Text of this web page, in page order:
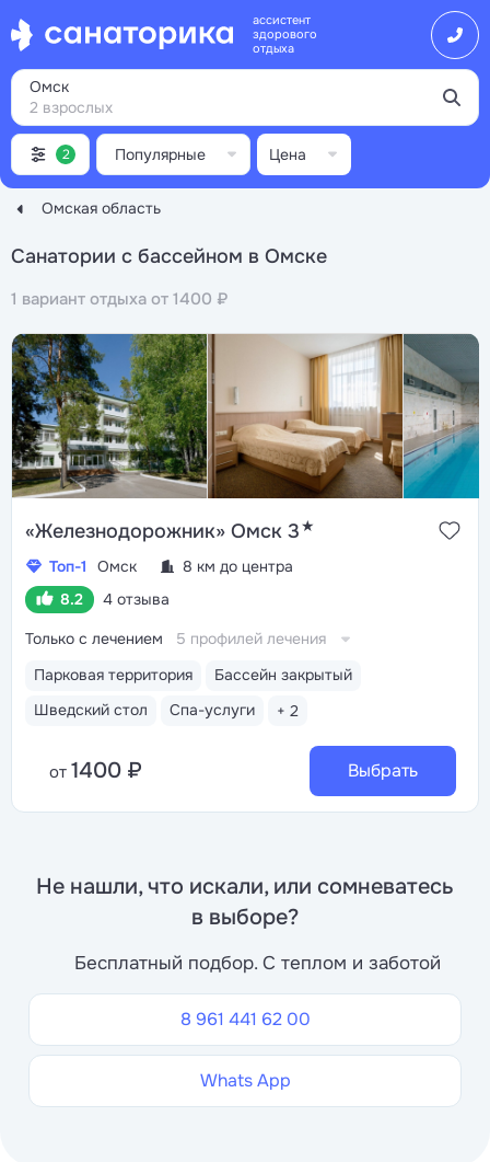
ассистент
здорового
отдыха
Омская область
Омск
2 взрослых
Санатории с бассейном в Омске
1 вариант отдыха от 1400 ₽
2 Популярные Цена
«Железнодорожник» Омск 3★
Топ-1 Омск
8 км до центра
8.2
4 отзыва
Парковая территория
Бассейн закрытый
Шведский стол
Спа-услуги + 2
Только с лечением 5 профилей лечения
от 1400 ₽ Выбрать
Не нашли, что искали, или сомневатесь
в выборе?
Бесплатный подбор. С теплом и заботой
8 961 441 62 00
Whats App